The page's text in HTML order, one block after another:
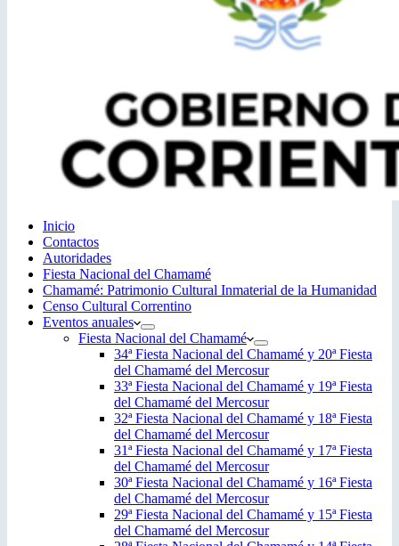
Inicio
Contactos
Autoridades
Fiesta Nacional del Chamamé
Chamamé: Patrimonio Cultural Inmaterial de la Humanidad
Censo Cultural Correntino
Eventos anuales
Fiesta Nacional del Chamamé
34ª Fiesta Nacional del Chamamé y 20ª Fiesta
del Chamamé del Mercosur
33ª Fiesta Nacional del Chamamé y 19ª Fiesta
del Chamamé del Mercosur
32ª Fiesta Nacional del Chamamé y 18ª Fiesta
del Chamamé del Mercosur
31ª Fiesta Nacional del Chamamé y 17ª Fiesta
del Chamamé del Mercosur
30ª Fiesta Nacional del Chamamé y 16ª Fiesta
del Chamamé del Mercosur
29ª Fiesta Nacional del Chamamé y 15ª Fiesta
del Chamamé del Mercosur